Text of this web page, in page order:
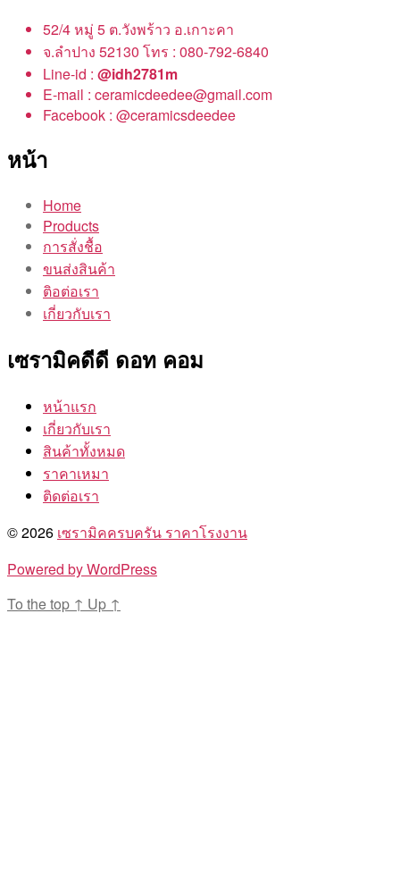
52/4 หมู่ 5 ต.วังพร้าว อ.เกาะคา
จ.ลำปาง 52130 โทร : 080-792-6840
Line-id : @idh2781m
E-mail : ceramicdeedee@gmail.com
Facebook : @ceramicsdeedee
หน้า
Home
Products
การสั่งชื้อ
ขนส่งสินค้า
ติอต่อเรา
เกี่ยวกับเรา
เซรามิคดีดี ดอท คอม
หน้าแรก
เกี่ยวกับเรา
สินค้าทั้งหมด
ราคาเหมา
ติดต่อเรา
© 2026 เซรามิคครบครัน ราคาโรงงาน
Powered by WordPress
To the top ↑ Up ↑